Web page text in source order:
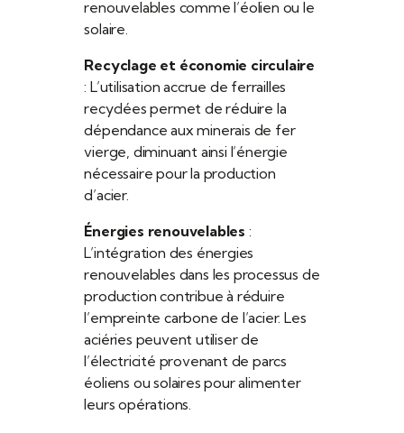
renouvelables comme l’éolien ou le
solaire.
Recyclage et économie circulaire
: L’utilisation accrue de ferrailles
recyclées permet de réduire la
dépendance aux minerais de fer
vierge, diminuant ainsi l’énergie
nécessaire pour la production
d’acier.
Énergies renouvelables :
L’intégration des énergies
renouvelables dans les processus de
production contribue à réduire
l’empreinte carbone de l’acier. Les
aciéries peuvent utiliser de
l’électricité provenant de parcs
éoliens ou solaires pour alimenter
leurs opérations.